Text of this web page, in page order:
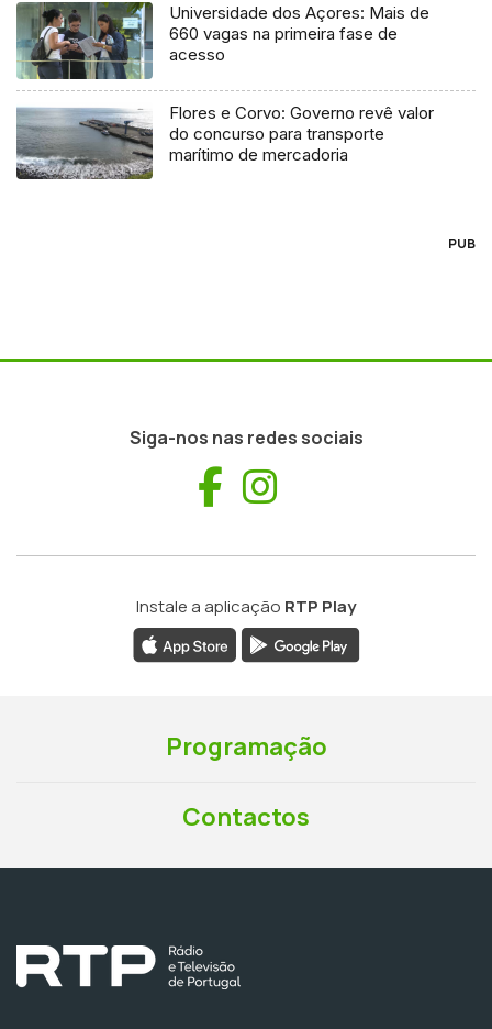
Universidade dos Açores: Mais de
660 vagas na primeira fase de
acesso
Flores e Corvo: Governo revê valor
do concurso para transporte
marítimo de mercadoria
PUB
Siga-nos nas redes sociais
Facebook
Instale a aplicação RTP Play
Programação
Contactos